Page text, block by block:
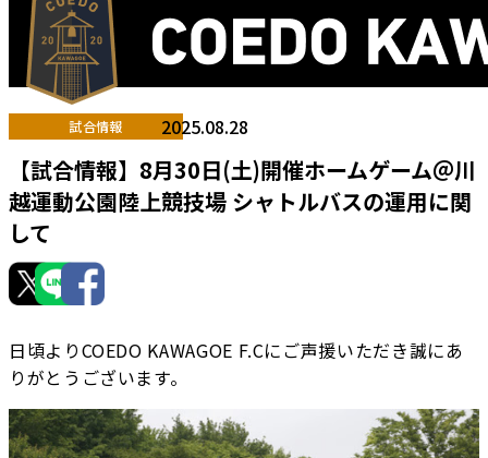
試合情報 2025.08.28
【試合情報】8月30日(土)開催ホームゲーム＠川
越運動公園陸上競技場 シャトルバスの運用に関
して
日頃よりCOEDO KAWAGOE F.Cにご声援いただき誠にあ
りがとうございます。